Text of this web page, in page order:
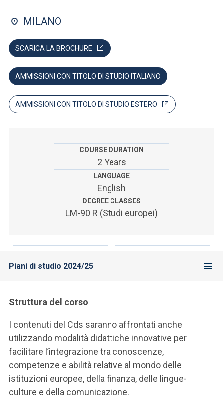
SEI UN DOCENTE O UN MEMBRO DELLO STAFF
ACCEDI A CLOUDMAIL
MILANO
SCARICA LA BROCHURE
AMMISSIONI CON TITOLO DI STUDIO ITALIANO
AMMISSIONI CON TITOLO DI STUDIO ESTERO
COURSE DURATION
2 Years
LANGUAGE
English
DEGREE CLASSES
LM-90 R (Studi europei)
Piani di studio 2024/25
Struttura del corso
I contenuti del Cds saranno affrontati anche
utilizzando modalità didattiche innovative per
facilitare l’integrazione tra conoscenze,
competenze e abilità relative al mondo delle
istituzioni europee, della finanza, delle lingue-
culture e della comunicazione.